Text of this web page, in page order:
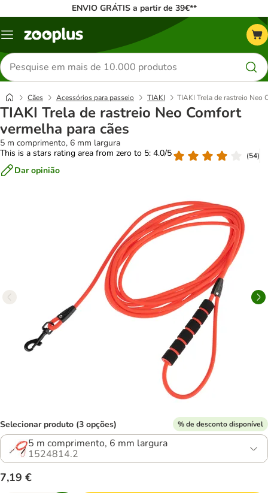
ENVIO GRÁTIS a partir de 39€**
Menu
Pesquisar
produtos
Cães Acessórios para passeio TIAKI TIAKI Trela de rastreio Neo
TIAKI Trela de rastreio Neo Comfort
vermelha para cães
5 m comprimento, 6 mm largura
This is a stars rating area from zero to 5: 4.0/5
(54)
Dar opinião
Selecionar produto (3 opções) % de desconto disponível
5 m comprimento, 6 mm largura
1524814.2
7,19 €